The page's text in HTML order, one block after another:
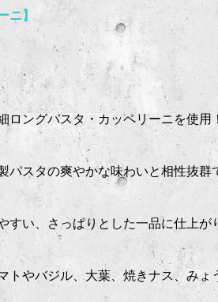
ニ】
ロングパスタ・カッペリーニを使用
パスタの爽やかな味わいと相性抜群
すい、さっぱりとした一品に仕上
トやバジル、大葉、焼きナス、みょ